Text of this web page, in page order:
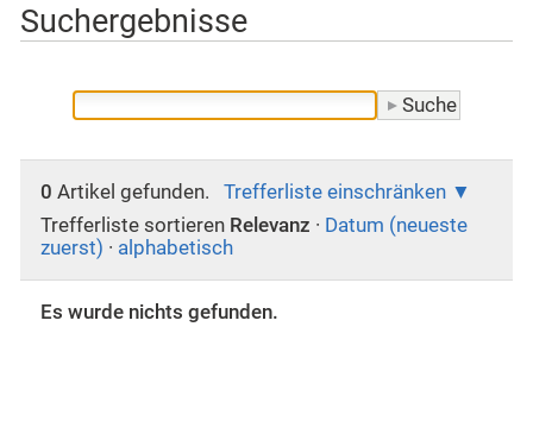
Suchergebnisse
0 Artikel gefunden.
Trefferliste einschränken
Trefferliste sortieren Relevanz · Datum (neueste
zuerst) · alphabetisch
Es wurde nichts gefunden.